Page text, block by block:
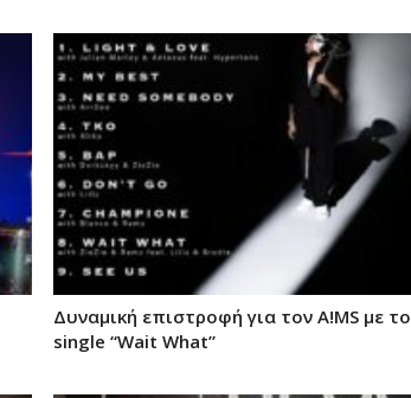
Δυναμική επιστροφή για τον A!MS με το
single “Wait What”